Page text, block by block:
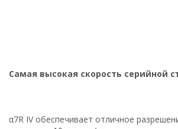
Самая высокая скорость серийной
α7R IV обеспечивает отличное